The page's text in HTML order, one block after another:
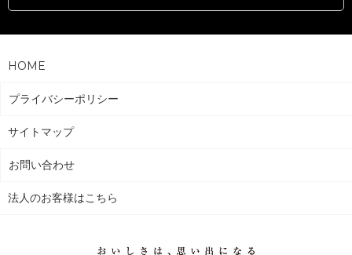
HOME
プライバシーポリシー
サイトマップ
お問い合わせ
法人のお客様はこちら